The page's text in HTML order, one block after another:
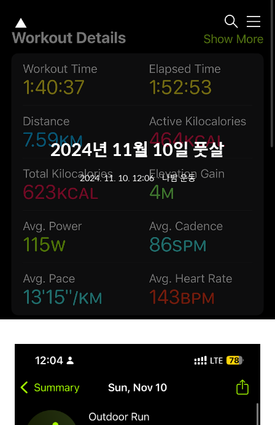
▲ 메
뉴
2024년 11월 10일 풋살
2024. 11. 10. 12:06ㆍ나밤 운동